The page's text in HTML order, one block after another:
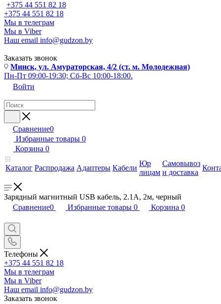
+375 44 551 82 18
+375 44 551 82 18
Мы в телеграм
Мы в Viber
Наш email info@gudzon.by
Заказать звонок
Минск, ул. Амураторская, 4/2 (ст. м. Молодежная)
Пн-Пт 09:00-19:30; Сб-Вс 10:00-18:00.
Войти
Сравнение0
Избранные товары 0
Корзина 0
Каталог Распродажа Адаптеры Кабели
Юр
лицам
Самовывоз
и доставка
Зарядный магнитный USB кабель, 2.1А, 2м, черный
Сравнение0 Избранные товары 0 Корзина 0
Телефоны
+375 44 551 82 18
Мы в телеграм
Мы в Viber
Наш email info@gudzon.by
Заказать звонок